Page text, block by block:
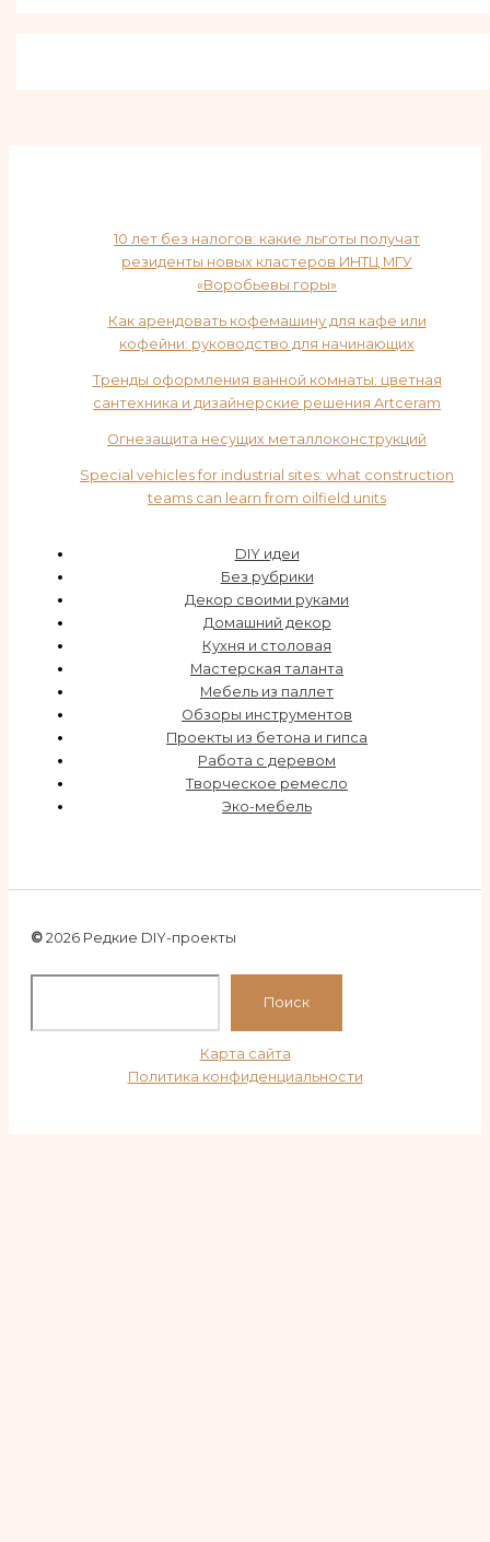
10 лет без налогов: какие льготы получат
резиденты новых кластеров ИНТЦ МГУ
«Воробьевы горы»
Как арендовать кофемашину для кафе или
кофейни: руководство для начинающих
Тренды оформления ванной комнаты: цветная
сантехника и дизайнерские решения Artceram
Огнезащита несущих металлоконструкций
Special vehicles for industrial sites: what construction
teams can learn from oilfield units
DIY идеи
Без рубрики
Декор своими руками
Домашний декор
Кухня и столовая
Мастерская таланта
Мебель из паллет
Обзоры инструментов
Проекты из бетона и гипса
Работа с деревом
Творческое ремесло
Эко-мебель
© 2026 Редкие DIY-проекты
Поиск
Карта сайта
Политика конфиденциальности